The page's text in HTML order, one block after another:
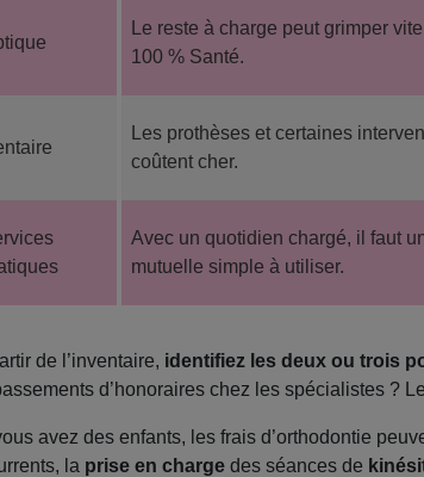
Le reste à charge peut grimper
100 % Santé.
Les prothèses et certaines
coûtent cher.
Avec un quotidien chargé, il faut
mutuelle simple à utiliser.
de l’inventaire, identifiez les deux ou trois
d’honoraires chez les spécialistes ?
avez des enfants, les frais d’orthodontie
la prise en chargedes séances de